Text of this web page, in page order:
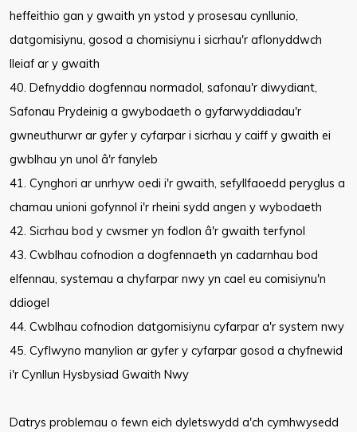
heffeithio gan y gwaith yn ystod y prosesau cynllunio,
datgomisiynu, gosod a chomisiynu i sicrhau'r aflonyddwch
lleiaf ar y gwaith
40. Defnyddio dogfennau normadol, safonau'r diwydiant,
Safonau Prydeinig a gwybodaeth o gyfarwyddiadau'r
gwneuthurwr ar gyfer y cyfarpar i sicrhau y caiff y gwaith ei
gwblhau yn unol â'r fanyleb
41. Cynghori ar unrhyw oedi i'r gwaith, sefyllfaoedd peryglus a
chamau unioni gofynnol i'r rheini sydd angen y wybodaeth
42. Sicrhau bod y cwsmer yn fodlon â'r gwaith terfynol
43. Cwblhau cofnodion a dogfennaeth yn cadarnhau bod
elfennau, systemau a chyfarpar nwy yn cael eu comisiynu'n
ddiogel
44. Cwblhau cofnodion datgomisiynu cyfarpar a'r system nwy
45. Cyflwyno manylion ar gyfer y cyfarpar gosod a chyfnewid
i'r Cynllun Hysbysiad Gwaith Nwy
Datrys problemau o fewn eich dyletswydd a'ch cymhwysedd